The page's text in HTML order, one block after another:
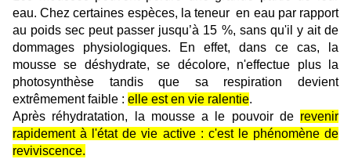
eau. Chez certaines espèces, la teneur en eau par rapport
au poids sec peut passer jusqu’à 15 %, sans qu'il y ait de
dommages physiologiques. En effet, dans ce cas, la
mousse se déshydrate, se décolore, n'effectue plus la
photosynthèse tandis que sa respiration devient
extrêmement faible : elle est en vie ralentie.
Après réhydratation, la mousse a le pouvoir de revenir
rapidement à l'état de vie active : c'est le phénomène de
reviviscence.